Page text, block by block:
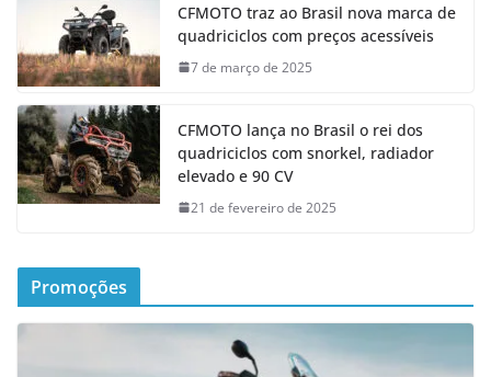
CFMOTO traz ao Brasil nova marca de
quadriciclos com preços acessíveis
7 de março de 2025
CFMOTO lança no Brasil o rei dos
quadriciclos com snorkel, radiador
elevado e 90 CV
21 de fevereiro de 2025
Promoções